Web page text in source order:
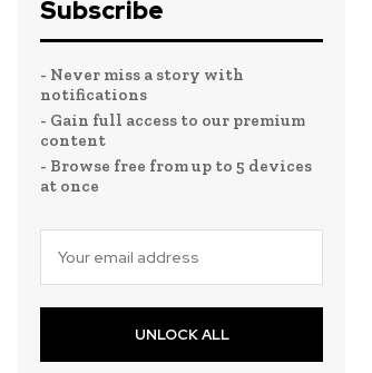
Subscribe
- Never miss a story with
notifications
- Gain full access to our premium
content
- Browse free from up to 5 devices
at once
UNLOCK ALL